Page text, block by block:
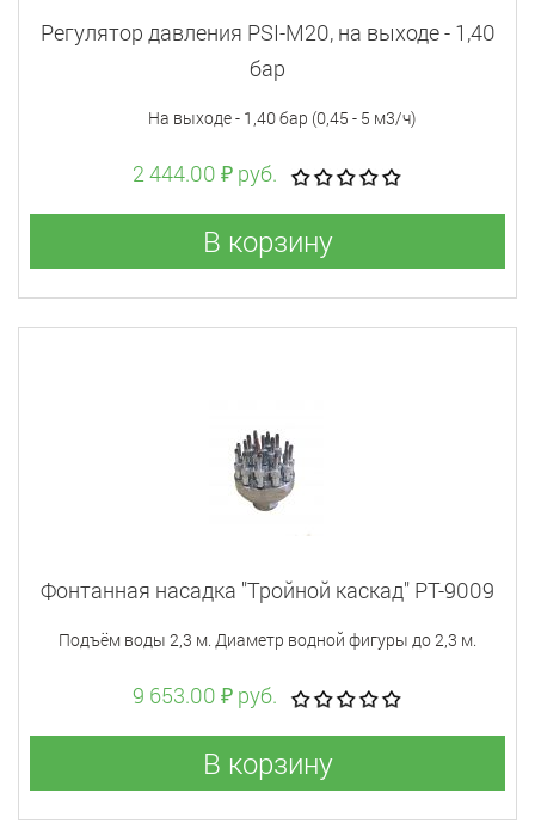
Регулятор давления PSI-M20, на выходе - 1,40
бар
На выходе - 1,40 бар (0,45 - 5 м3/ч)
2 444.00 ₽ руб.
В корзину
Фонтанная насадка "Тройной каскад" PT-9009
Подъём воды 2,3 м. Диаметр водной фигуры до 2,3 м.
9 653.00 ₽ руб.
В корзину